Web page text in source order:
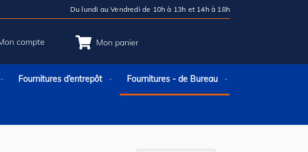
Du lundi au Vendredi de 10h à 13h et 14h à 18h
Mon panier
compte
Fournitures d’entrepôt Fournitures - de Bureau